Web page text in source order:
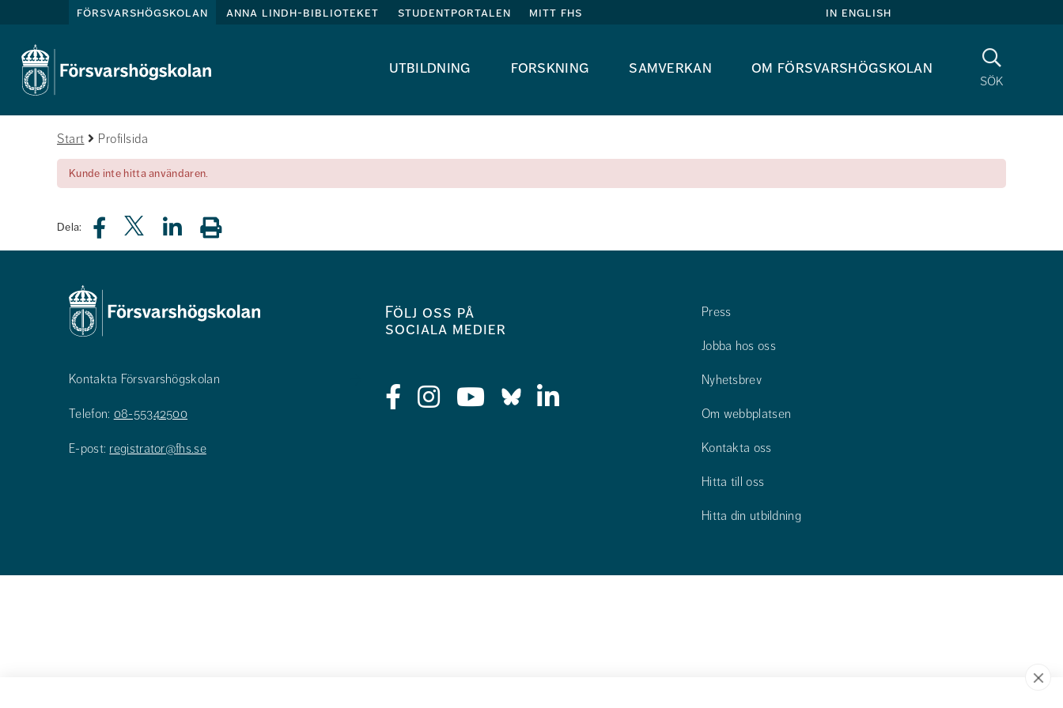
försvarshögskolan anna lindh-biblioteket studentportalen mitt fhs in english
utbildning forskning samverkan om försvarshögskolan
sök
Sök
Start Profilsida
Kunde inte hitta användaren.
Dela:
Kontakta Försvarshögskolan
Telefon: 08-55342500
E-post: registrator@fhs.se
Följ oss på
sociala medier
Press
Jobba hos oss
Nyhetsbrev
Om webbplatsen
Kontakta oss
Hitta till oss
Hitta din utbildning